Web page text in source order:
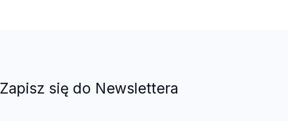
Zapisz się do Newslettera